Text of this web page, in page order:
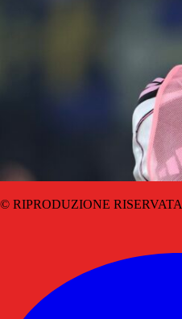
© RIPRODUZIONE RISERVATA